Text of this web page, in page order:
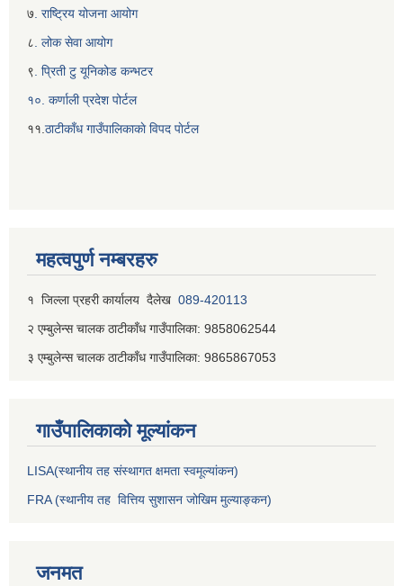
७ . राष्ट्रिय योजना आयोग
८ . लोक सेवा आयोग
९ . प्रिती टु यूनिकोड कन्भटर
१०. कर्णाली प्रदेश पोर्टल
११. ठाटीकाँध गाउँपालिकाकाे विपद पाेर्टल
महत्वपुर्ण नम्बरहरु
१ जिल्‍ला प्रहरी कार्यालय दैलेख 089-420113
२ एम्बुलेन्स चालक ठाटीकाँध गाउँपालिका: 9858062544
३ एम्बुलेन्स चालक ठाटीकाँध गाउँपालिका: 9865867053
गाउँपालिकाकाे मूल्यांकन
LISA(स्थानीय तह संस्थागत क्षमता स्वमूल्यांकन)
FRA (स्थानीय तह वित्तिय सुशासन जोखिम मुल्याङ्कन)
जनमत